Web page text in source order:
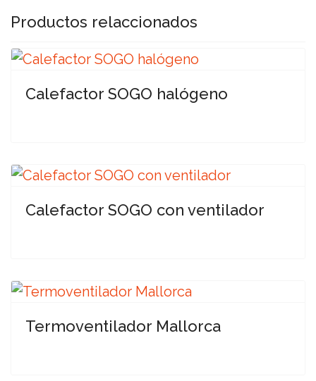
Productos relaccionados
Calefactor SOGO halógeno
Calefactor SOGO con ventilador
Termoventilador Mallorca